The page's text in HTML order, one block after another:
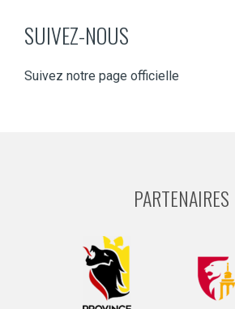
SUIVEZ-NOUS
Suivez notre page officielle
PARTENAIRES